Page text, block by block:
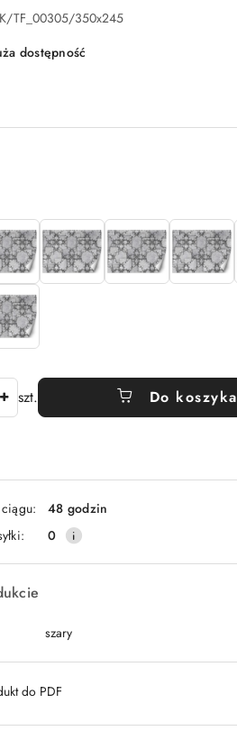
TF_00305/350x245
dostępność
szt. Do koszyka
48 godzin
0
szary
do PDF